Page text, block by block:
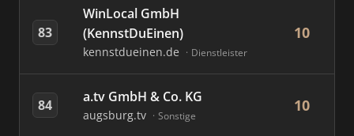
83
WinLocal GmbH
(KennstDuEinen)
kennstdueinen.de Dienstleister
10
84 a.tv GmbH & Co. KG
augsburg.tv Sonstige
10